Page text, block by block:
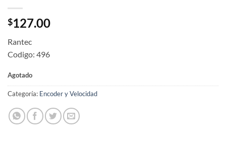
$127.00
Rantec
Codigo: 496
Agotado
Categoría: Encoder y Velocidad